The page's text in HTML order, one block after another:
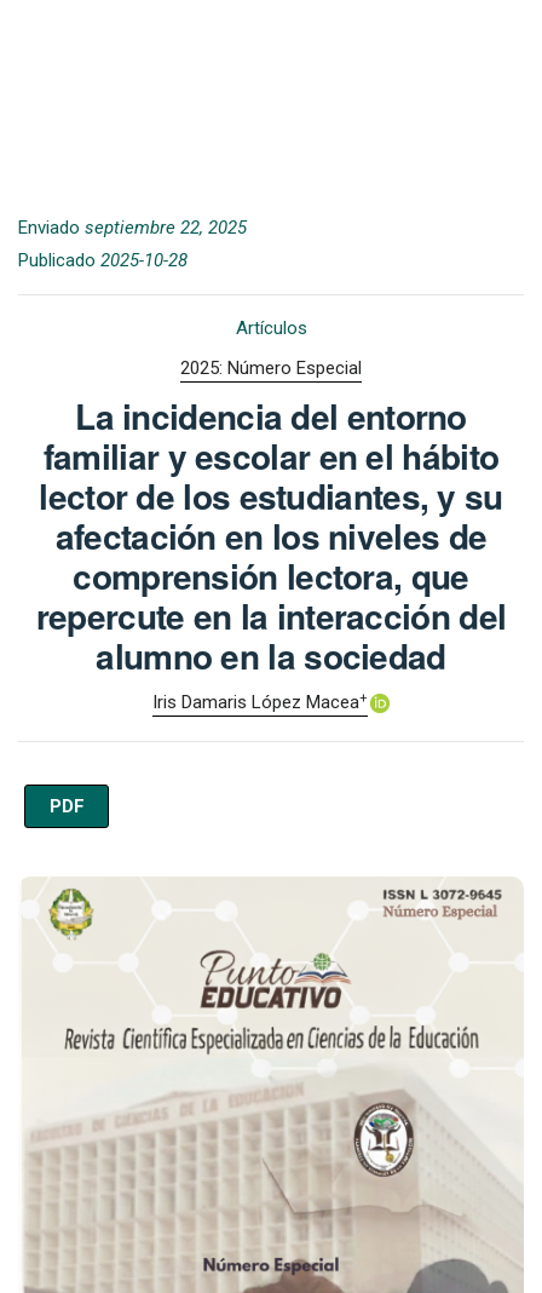
Enviado septiembre 22, 2025
Publicado 2025-10-28
Artículos
2025: Número Especial
La incidencia del entorno
familiar y escolar en el hábito
lector de los estudiantes, y su
afectación en los niveles de
comprensión lectora, que
repercute en la interacción del
alumno en la sociedad
Iris Damaris López Macea+
PDF
Imagen de portada